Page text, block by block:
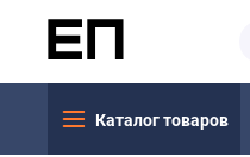
Каталог товаров